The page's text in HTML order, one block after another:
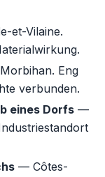
et-Vilaine.
Eng
verbunden.
eines Dorfs —
— Côtes-